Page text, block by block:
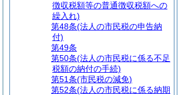
徴収税額等の普通徴収税額への
繰入れ)
第48条(法人の市民税の申告納
付)
第49条
第50条(法人の市民税に係る不足
税額の納付の手続)
第51条(市民税の減免)
第52条(法人の市民税に係る納期